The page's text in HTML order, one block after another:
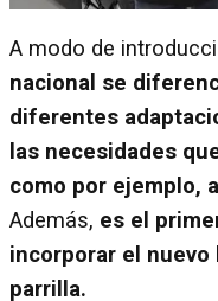
A modo de
nacional se
diferentes
las necesidades
como por ejemplo,
Además, es el
incorporar el nuevo
parrilla.